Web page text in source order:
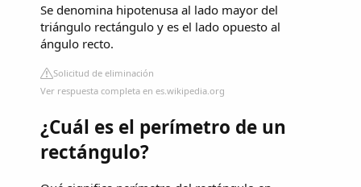
Se denomina hipotenusa al lado mayor del
triángulo rectángulo y es el lado opuesto al
ángulo recto.
Solicitud de eliminación
Ver respuesta completa en es.wikipedia.org
¿Cuál es el perímetro de un
rectángulo?